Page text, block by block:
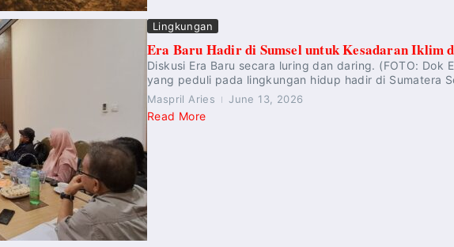
Lingkungan
Era Baru Hadir di Sumsel untuk Kesadaran Iklim
Diskusi Era Baru secara luring dan daring. (FOTO: Dok
yang peduli pada lingkungan hidup hadir di Sumatera
Maspril Aries June 13, 2026
Read More